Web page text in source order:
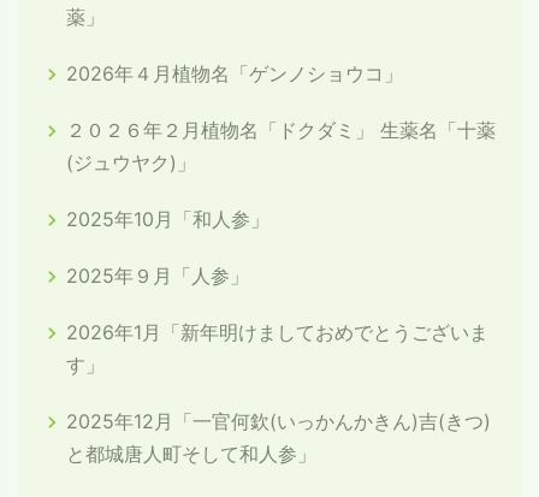
薬」
2026年４月植物名「ゲンノショウコ」
２０２６年２月植物名「ドクダミ」 生薬名「十薬
(ジュウヤク)」
2025年10月「和人参」
2025年９月「人参」
2026年1月「新年明けましておめでとうございま
す」
2025年12月「一官何欽(いっかんかきん)吉(きつ)
と都城唐人町そして和人参」